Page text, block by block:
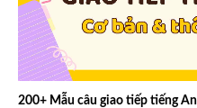
200+ Mẫu câu giao tiếp tiếng